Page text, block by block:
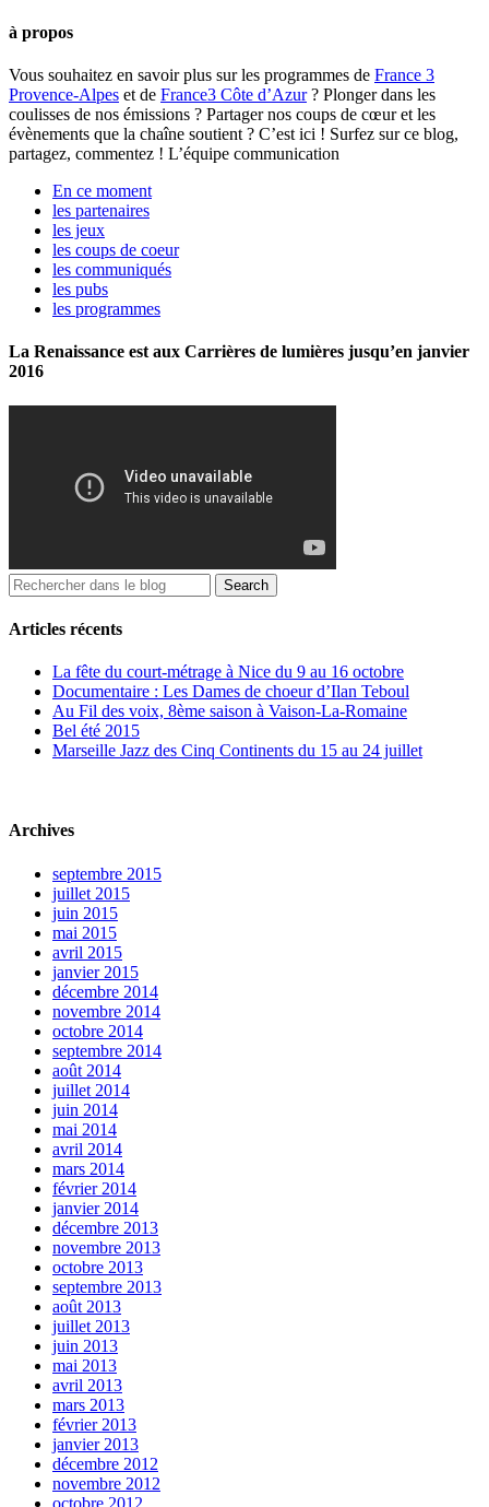
à propos
Vous souhaitez en savoir plus sur les programmes de France 3
Provence-Alpes et de France3 Côte d’Azur? Plonger dans les
coulisses de nos émissions ? Partager nos coups de cœur et les
évènements que la chaîne soutient ? C’est ici ! Surfez sur ce blog,
partagez, commentez ! L’équipe communication
En ce moment
les partenaires
les jeux
les coups de coeur
les communiqués
les pubs
les programmes
La Renaissance est aux Carrières de lumières jusqu’en janvier
2016
Articles récents
La fête du court-métrage à Nice du 9 au 16 octobre
Documentaire : Les Dames de choeur d’Ilan Teboul
Au Fil des voix, 8ème saison à Vaison-La-Romaine
Bel été 2015
Marseille Jazz des Cinq Continents du 15 au 24 juillet
Archives
septembre 2015
juillet 2015
juin 2015
mai 2015
avril 2015
janvier 2015
décembre 2014
novembre 2014
octobre 2014
septembre 2014
août 2014
juillet 2014
juin 2014
mai 2014
avril 2014
mars 2014
février 2014
janvier 2014
décembre 2013
novembre 2013
octobre 2013
septembre 2013
août 2013
juillet 2013
juin 2013
mai 2013
avril 2013
mars 2013
février 2013
janvier 2013
décembre 2012
novembre 2012
octobre 2012